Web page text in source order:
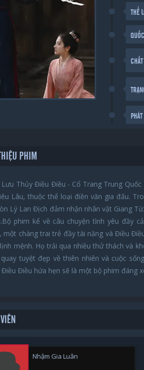
THỂ
PHIM
Lưu Thủy Điều Điều - Cổ Trang Trung
Lâu, thuộc thể loại điền văn gia đấu.
Lý Lan Địch đảm nhận nhân vật Giang
phim kể về câu chuyện tình yêu đầy
một chàng trai trẻ đầy tài năng và Điều
mệnh. Họ trải qua nhiều thử thách và
quay tuyệt đẹp về thiên nhiên và cuộc
Điều hứa hẹn sẽ là một bộ phim đáng
Nhậm Gia Luân